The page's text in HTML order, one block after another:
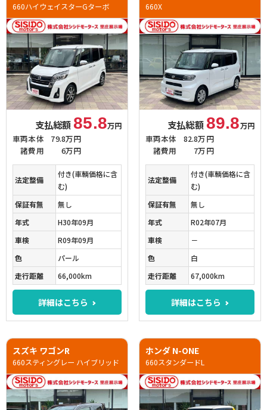
660ハイウェイスターGターボ
支払総額 85.8万円
車両本体
79.8万円
諸費用
6万円
法定整備
付き(車輌価格に含
む)
保証有無
無し
年式
H30年09月
車検
R09年09月
色
パール
走行距離
66,000km
詳細はこちら
660X
支払総額 89.8万円
車両本体
82.8万円
諸費用
7万円
法定整備
付き(車輌価格に含
む)
保証有無
無し
年式
R02年07月
車検
－
色
白
走行距離
67,000km
詳細はこちら
スズキ ワゴンR
660スティングレー ハイブリッド
ホンダ N-ONE
660スタンダードL